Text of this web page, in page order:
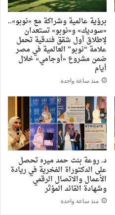
برؤية عالمية وشراكة مع «نوبو»..
«سوديك» و«نوبو» تستعدان
لإطلاق أول شقق فندقية تحمل
علامة “نوبو” العالمية في مصر
ضمن مشروع «أوجامي» خلال
أيام
منذ ساعة واحدة
د. روعة بنت حمد ميره تحصل
على الدكتوراة الفخرية في ريادة
الأعمال والاتصال الرقمي
وشهادة القائد المؤثر
منذ ساعة واحدة